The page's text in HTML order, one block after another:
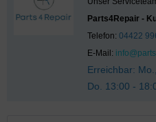
Parts4Repair -
Telefon: 04422
E-Mail:
Erreichbar:
Do. 13:00 -